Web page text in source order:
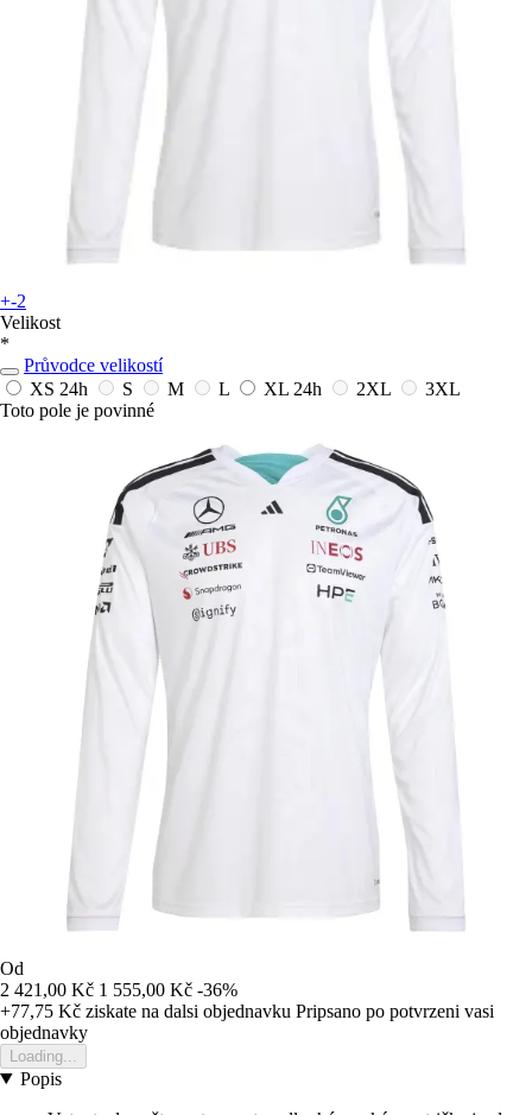
+-2
Velikost
*
Průvodce velikostí
XS 24h S M L XL 24h 2XL
3XL
Toto pole je povinné
Od
2 421,00 Kč 1 555,00 Kč -36%
+77,75 Kč ziskate na dalsi objednavku Pripsano po potvrzeni vasi
objednavky
Loading...
Popis